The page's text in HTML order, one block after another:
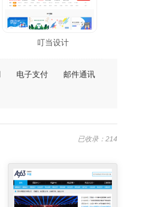
叮当设计
电子支付 邮件通讯
已收录：214